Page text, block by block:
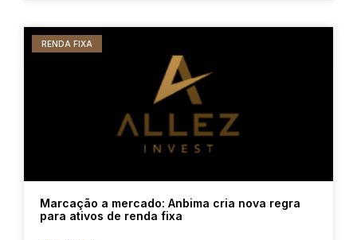
RENDA FIXA
Marcação a mercado: Anbima cria nova regra
para ativos de renda fixa